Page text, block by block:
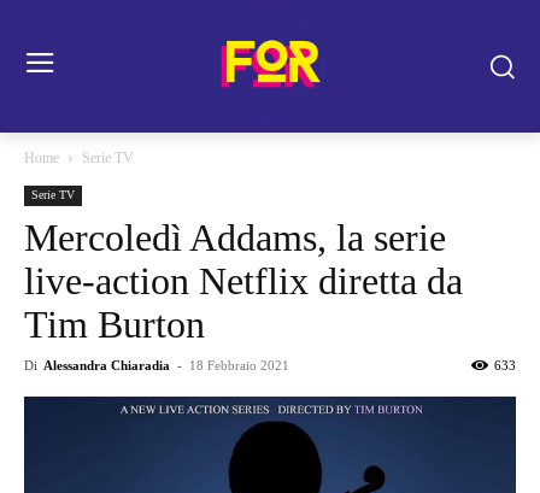
Home Serie TV
Serie TV
Mercoledì Addams, la serie
live-action Netflix diretta da
Tim Burton
Di Alessandra Chiaradia - 18 Febbraio 2021 633